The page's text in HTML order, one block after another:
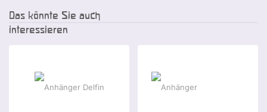
Das könnte Sie auch
interessieren